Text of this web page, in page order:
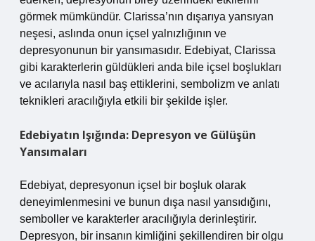
görmek mümkündür. Clarissa’nın dışarıya yansıyan
neşesi, aslında onun içsel yalnızlığının ve
depresyonunun bir yansımasıdır. Edebiyat, Clarissa
gibi karakterlerin güldükleri anda bile içsel boşlukları
ve acılarıyla nasıl baş ettiklerini, sembolizm ve anlatı
teknikleri aracılığıyla etkili bir şekilde işler.
Edebiyatın Işığında: Depresyon ve Gülüşün
Yansımaları
Edebiyat, depresyonun içsel bir boşluk olarak
deneyimlenmesini ve bunun dışa nasıl yansıdığını,
semboller ve karakterler aracılığıyla derinleştirir.
Depresyon, bir insanın kimliğini şekillendiren bir olgu